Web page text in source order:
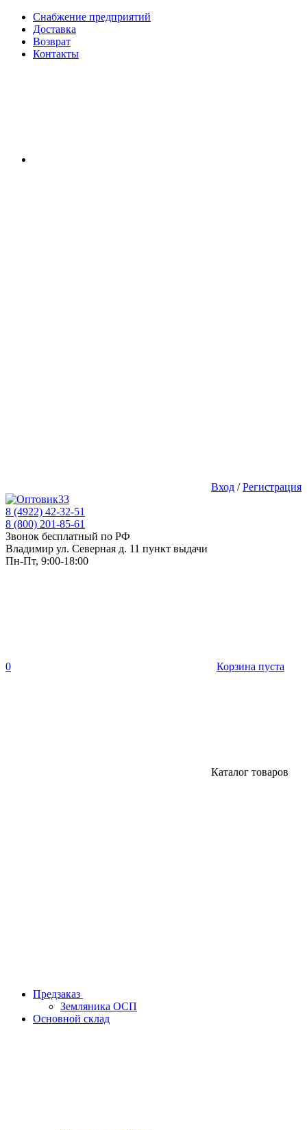
Снабжение предприятий
Доставка
Возврат
Контакты
Вход /Регистрация
8 (4922) 42-32-51
8 (800) 201-85-61
Звонок бесплатный по РФ
Владимир ул. Северная д. 11 пункт выдачи
Пн-Пт, 9:00-18:00
0 Корзина пуста
Каталог товаров
Предзаказ
Земляника ОСП
Основной склад